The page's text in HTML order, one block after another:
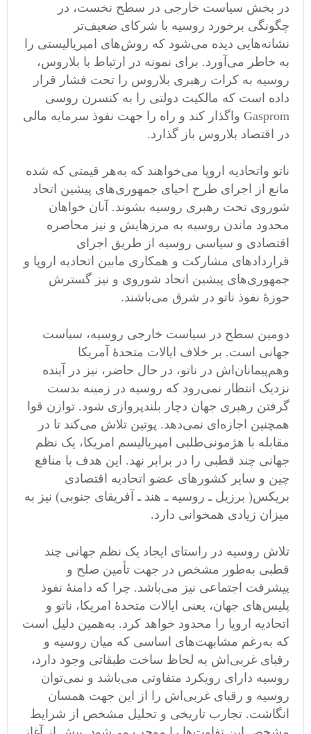
در بخش سیاست خارجی در سطح نخست، در
چگونگی برخورد روسیه با شرکای ضعیف‌تر
نشانه‌هایی دیده می‌شود که روش‌های امپریالیستی را
به خاطر می‌آورد. برای نمونه در ارتباط با بلاروس،
روسیه به کرات رهبری بلاروس را تحت فشار قرار
داده است که مالکیت دولتی را به کنسرن روسی
Gasprom واگذار کند و راه را جهت نفوذ سرمایه مالی
در اقتصاد بلاروس باز گذارد.
ناتو واتحادیه اروپا می‌خواهند که به‌هر قیمتی که شده
مانع از اجرای طرح احیای جمهوری‌های پیشین اتحاد
شوروی تحت رهبری روسیه بشوند. آنان خواهان
محدود ماندن روسیه به مرزهایش و نیز محاصره
اقتصادی و سیاسی روسیه از طریق اجرای
قراردادهای مشارکت و همکاری مابین اتحادیه اروپا و
جمهوری‌های پیشین اتحاد شوروی و نیز گسترش
حوزهٔ نفوذ ناتو در شرق می‌باشند.
دومین سطح در سیاست خارجی روسیه، سیاست
جهانی است. بر خلاف ایالات متحدهٔ آمریکا
وهم‌پیمانان‌اش در ناتو، در حال حاضر، نیز در آینده
نزدیک انتظار نمی‌رود که روسیه در زمینه بدست
گرفتن رهبری جهان دچار بلندپروازی شود. توازن قوا
همچنین اجازه‌ای نمی‌دهد. پوتین تلاش می‌کند تا در
مقابله با هژمونی‌طلبی امپریالیسم امریکا، یک نظم
جهانی چند قطبی را در برابر نهد. این هدف با منافع
چین و سایر کشورهای عضو اتحادیه اقتصادی
بریکس( برزیل ـ روسیه ـ هند ـ آفریقای جنوبی) نیز به
میزان زیادی همخوانی دارد.
تلاش روسیه در راستای ایجاد یک نظم جهانی چند
قطبی به‌طور مشخص در جهت تأمین صلح و
پیشرفت اجتماعی نیز می‌باشد. چرا که دامنهٔ نفوذ
پلیس‌های جهان، یعنی ایالات متحدهٔ امریکا، ناتو و
اتحادیه اروپا را محدود خواهد کرد. به‌همین دلیل است
که به‌رغم مشابهت‌های اساسی که میان روسیه و
رقبای غربی‌اش به لحاظ ساخت طبقاتی وجود دارد،
روسیه دارای رویکرد متفاوتی می‌باشد و نمی‌توان
روسیه و رقبای غربی‌اش را از این جهت همسان
انگاشت. تجارب تاریخی و تحلیل مشخص از شرایط